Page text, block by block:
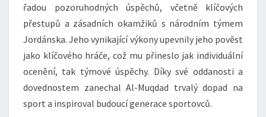
řadou pozoruhodných úspěchů, včetně klíčových
přestupů a zásadních okamžiků s národním týmem
Jordánska. Jeho vynikající výkony upevnily jeho pověst
jako klíčového hráče, což mu přineslo jak individuální
ocenění, tak týmové úspěchy. Díky své oddanosti a
dovednostem zanechal Al-Muqdad trvalý dopad na
sport a inspiroval budoucí generace sportovců.